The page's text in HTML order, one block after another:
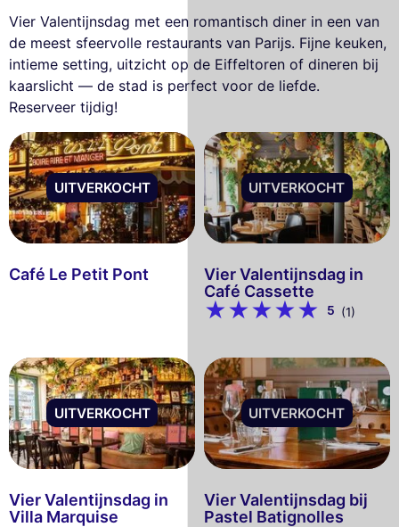
Vier Valentijnsdag met een romantisch diner in een van
de meest sfeervolle restaurants van Parijs. Fijne keuken,
intieme setting, uitzicht op de Eiffeltoren of dineren bij
kaarslicht — de stad is perfect voor de liefde.
Reserveer tijdig!
UITVERKOCHT
Café Le Petit Pont
UITVERKOCHT
Vier Valentijnsdag in
Café Cassette
5 (1)
UITVERKOCHT
Vier Valentijnsdag in
Villa Marquise
UITVERKOCHT
Vier Valentijnsdag bij
Pastel Batignolles